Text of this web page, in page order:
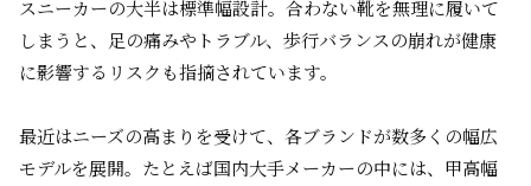
スニーカーの大半は標準幅設計。合わない靴を無理に履いて
しまうと、足の痛みやトラブル、歩行バランスの崩れが健康
に影響するリスクも指摘されています。
最近はニーズの高まりを受けて、 各ブランドが数多くの幅広
モデルを展開。たとえば国内大手メーカーの中には、甲高幅